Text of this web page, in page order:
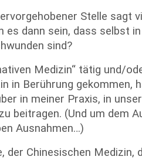
Stelle sagt
dann sein, dass selbst
sind?
Medizin“ tätig und/
in Berührung gekommen,
in meiner Praxis, in
beitragen. (Und um dem
Ausnahmen…)
der Chinesischen